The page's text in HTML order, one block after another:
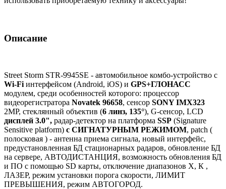
Описание
Street Storm STR-9945SE - автомобильное комбо-устройство с
Wi-Fi интерфейсом (Android, iOS) и GPS+ГЛОНАСС
модулем, среди особенностей которого: процессор
видеорегистратора Novatek 96658, сенсор SONY IMX323
2MP, стеклянный объектив (6 линз, 135°), G-сенсор, LCD
дисплей 3.0", радар-детектор на платформа SSP (Signature
Sensitive platform) с СИГНАТУРНЫМ РЕЖИМОМ, patch (
полосковая ) - антенна приема сигнала, новый интерфейс,
предустановленная БД стационарных радаров, обновление БД
на сервере, АВТОДИСТАНЦИЯ, возможность обновления БД
и ПО с помощью SD карты, отключение диапазонов Х, К ,
ЛАЗЕР, режим установки порога скорости, ЛИМИТ
ПРЕВЫШЕНИЯ, режим АВТОГОРОД.